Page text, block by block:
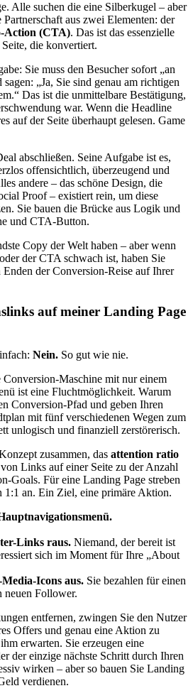
Alle suchen die eine Silberkugel – aber
aus zwei Elementen: der
Action (CTA). Das ist das essenzielle
die konvertiert.
Sie muss den Besucher sofort „an
„Ja, Sie sind genau am richtigen
Das ist die unmittelbare Bestätigung,
war. Wenn die Headline
auf der Seite überhaupt gelesen. Game
abschließen. Seine Aufgabe ist es,
offensichtlich, überzeugend und
andere – das schöne Design, die
Proof – existiert rein, um diese
Sie bauen die Brücke aus Logik und
und CTA-Button.
Copy der Welt haben – aber wenn
der CTA schwach ist, haben Sie
der Conversion-Reise auf Ihrer
auf meiner Landing Page
Nein. So gut wie nie.
Maschine mit nur einem
ist eine Fluchtmöglichkeit. Warum
Conversion-Pfad und geben Ihren
mit fünf verschiedenen Wegen zum
unlogisch und finanziell zerstörerisch.
zusammen, das attention ratio
Links auf einer Seite zu der Anzahl
Goals. Für eine Landing Page streben
1:1 an. Ein Ziel, eine primäre Aktion.
Links raus. Niemand, der bereit ist
sich im Moment für Ihre „About
Icons aus. Sie bezahlen für einen
neuen Follower.
entfernen, zwingen Sie den Nutzer
Offers und genau eine Aktion zu
erwarten. Sie erzeugen eine
der einzige nächste Schritt durch Ihren
wirken – aber so bauen Sie Landing
verdienen.